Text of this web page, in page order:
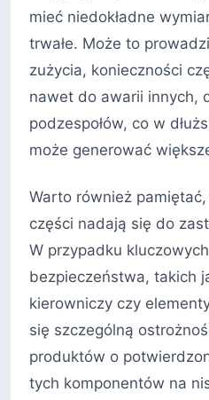
mieć niedokładne
trwałe. Może to
zużycia, konieczności
nawet do awarii innych,
podzespołów, co w
może generować
Warto również
części nadają się do
W przypadku
bezpieczeństwa, takich
kierowniczy czy
się szczególną
produktów o
tych komponentów na